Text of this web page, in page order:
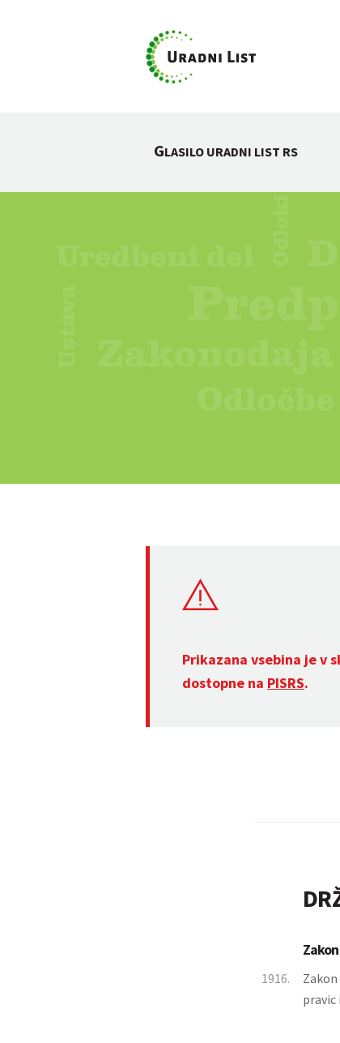
GLASILO URADNI LIST RS
Prikazana vsebina je v
dostopne na PISRS.
1916.
pravic